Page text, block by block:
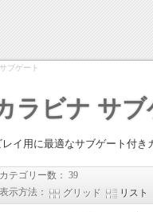
ブゲート
ラビナ サ
レイ用に最適なサブゲート付き
カテゴリー数： 39
表示方法：
グリッド リスト